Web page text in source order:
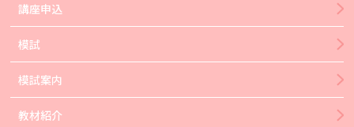
講座申込
模試
模試案内
教材紹介